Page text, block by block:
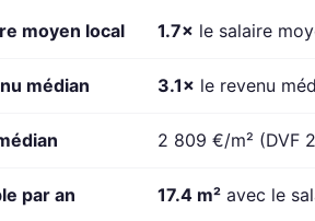
moyen local 1.7× le salaire
médian 3.1× le revenu
2 809 €/m² (DVF
par an 17.4 m² avec le